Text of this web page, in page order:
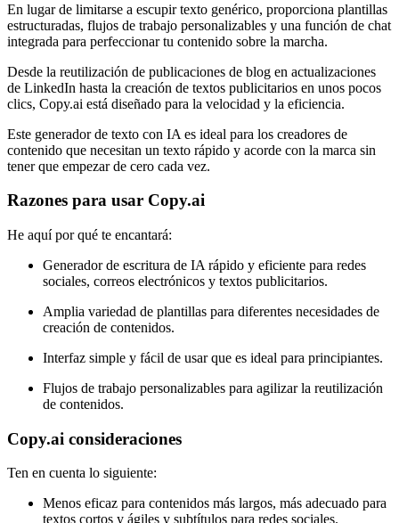
En lugar de limitarse a escupir texto genérico, proporciona plantillas
estructuradas, flujos de trabajo personalizables y una función de chat
integrada para perfeccionar tu contenido sobre la marcha.
Desde la reutilización de publicaciones de blog en actualizaciones
de LinkedIn hasta la creación de textos publicitarios en unos pocos
clics, Copy.ai está diseñado para la velocidad y la eficiencia.
Este generador de texto con IA es ideal para los creadores de
contenido que necesitan un texto rápido y acorde con la marca sin
tener que empezar de cero cada vez.
Razones para usar Copy.ai
He aquí por qué te encantará:
Generador de escritura de IA rápido y eficiente para redes
sociales, correos electrónicos y textos publicitarios.
Amplia variedad de plantillas para diferentes necesidades de
creación de contenidos.
Interfaz simple y fácil de usar que es ideal para principiantes.
Flujos de trabajo personalizables para agilizar la reutilización
de contenidos.
Copy.ai consideraciones
Ten en cuenta lo siguiente:
Menos eficaz para contenidos más largos, más adecuado para
textos cortos y ágiles y subtítulos para redes sociales.